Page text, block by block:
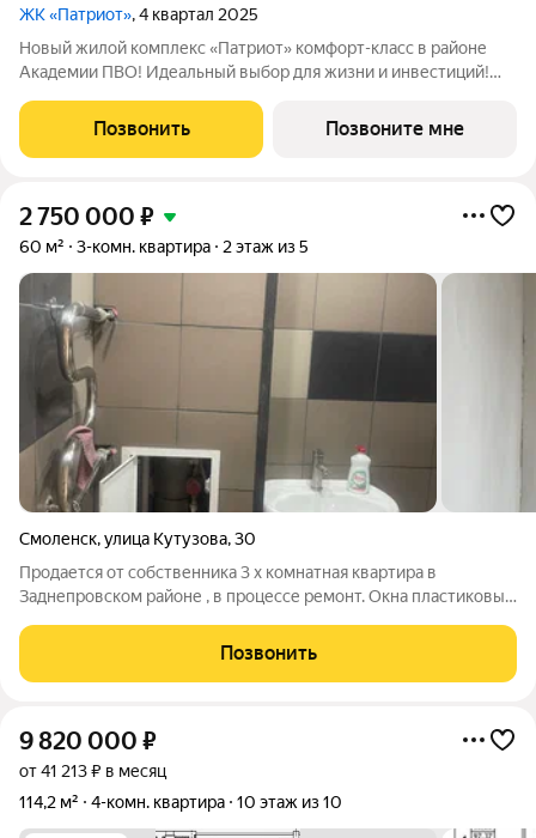
ЖК «Патриот», 4 квартал 2025
Новый жилой комплекс «Патриот» комфорт-класс в районе
Академии ПВО! Идеальный выбор для жизни и инвестиций!
индивидуальным отоплением. Район с развитой
инфраструктурой: всё, что нужно для комфортной
Позвонить Позвоните мне
2 750 000 ₽
60 м² 3-комн. квартира 2 этаж из 5
Смоленск,улица Кутузова,30
Продается от собственника 3 х комнатная квартира в
Заднепровском районе , в процессе ремонт. Окна пластиковые
ламинат, входная дверь, газовая плита, стиральная машинка ,
установлена душевая
Позвонить
9 820 000 ₽
от 41 213 ₽ в месяц
114,2 м²
4-комн. квартира 10 этаж из 10